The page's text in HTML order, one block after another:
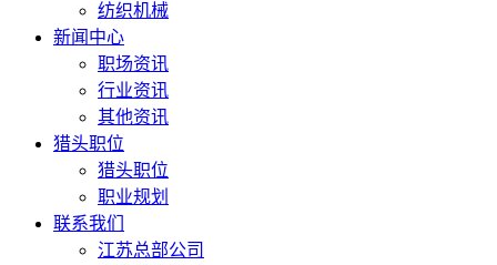
纺织机械
新闻中心
职场资讯
行业资讯
其他资讯
猎头职位
猎头职位
职业规划
联系我们
江苏总部公司